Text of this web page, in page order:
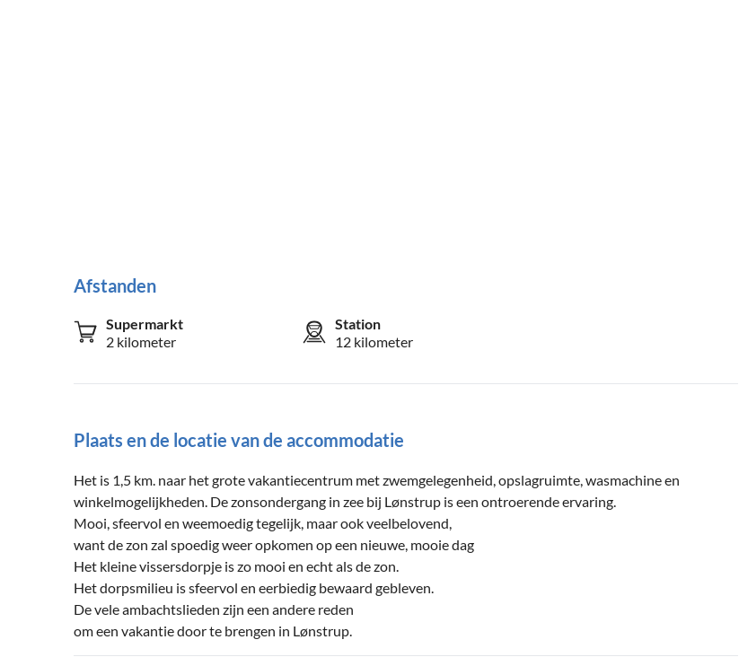
Afstanden
Supermarkt
2 kilometer
Station
12 kilometer
Plaats en de locatie van de accommodatie
Het is 1,5 km. naar het grote vakantiecentrum met zwemgelegenheid, opslagruimte, wasmachine en
winkelmogelijkheden. De zonsondergang in zee bij Lønstrup is een ontroerende ervaring.
Mooi, sfeervol en weemoedig tegelijk, maar ook veelbelovend,
want de zon zal spoedig weer opkomen op een nieuwe, mooie dag
Het kleine vissersdorpje is zo mooi en echt als de zon.
Het dorpsmilieu is sfeervol en eerbiedig bewaard gebleven.
De vele ambachtslieden zijn een andere reden
om een vakantie door te brengen in Lønstrup.